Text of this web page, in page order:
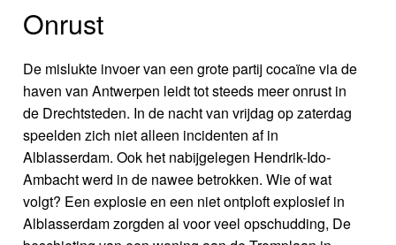
Onrust
De mislukte invoer van een grote partij cocaïne via de
haven van Antwerpen leidt tot steeds meer onrust in
de Drechtsteden. In de nacht van vrijdag op zaterdag
speelden zich niet alleen incidenten af in
Alblasserdam. Ook het nabijgelegen Hendrik-Ido-
Ambacht werd in de nawee betrokken. Wie of wat
volgt? Een explosie en een niet ontploft explosief in
Alblasserdam zorgden al voor veel opschudding, De